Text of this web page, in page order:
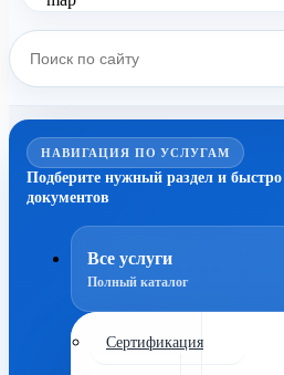
НАВИГАЦИЯ ПО УСЛУГАМ
Подберите нужный раздел и
документов
Все услуги
Полный каталог
Сертификация